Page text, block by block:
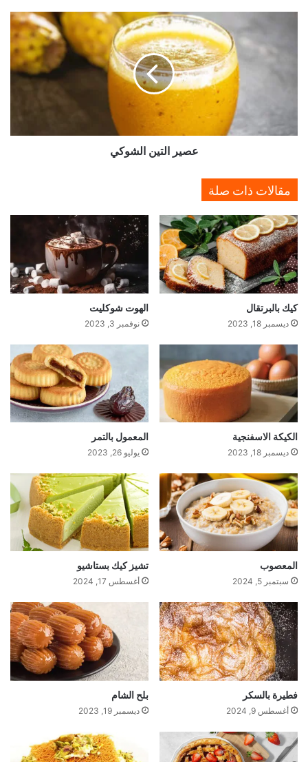
ن
ش
ي
عصير التين الشوكي
مقالات ذات صلة
كيك بالبرتقال
ديسمبر 18, 2023
الهوت شوكليت
نوفمبر 3, 2023
الكيكة الاسفنجية
ديسمبر 18, 2023
المعمول بالتمر
يوليو 26, 2023
المعصوب
سبتمبر 5, 2024
تشيز كيك بستاشيو
أغسطس 17, 2024
فطيرة بالسكر
أغسطس 9, 2024
بلح الشام
ديسمبر 19, 2023